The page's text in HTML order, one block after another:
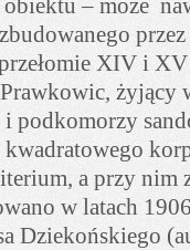
– może
XIV i
żyjący
podkomorzy
a przy nim
w latach
Dziekońskiego